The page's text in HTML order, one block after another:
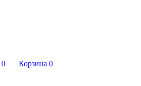
0 Корзина 0